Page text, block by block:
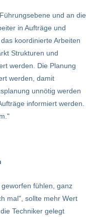
und an die
in Aufträge und
koordinierte Arbeiten
Strukturen und
werden. Die Planung
werden, damit
unnötig werden
informiert werden.
fühlen, ganz
mal", sollte mehr Wert
Techniker gelegt